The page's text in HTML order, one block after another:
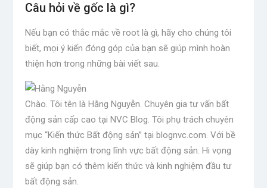
Câu hỏi về gốc là gì?
Nếu bạn có thắc mắc về root là gì, hãy cho chúng tôi
biết, mọi ý kiến ​​đóng góp của bạn sẽ giúp mình hoàn
thiện hơn trong những bài viết sau.
Chào. Tôi tên là Hằng Nguyễn. Chuyên gia tư vấn bất
động sản cấp cao tại NVC Blog. Tôi phụ trách chuyên
mục “Kiến thức Bất động sản” tại blognvc.com. Với bề
dày kinh nghiệm trong lĩnh vực bất động sản. Hi vọng
sẽ giúp bạn có thêm kiến ​​thức và kinh nghiệm đầu tư
bất động sản.